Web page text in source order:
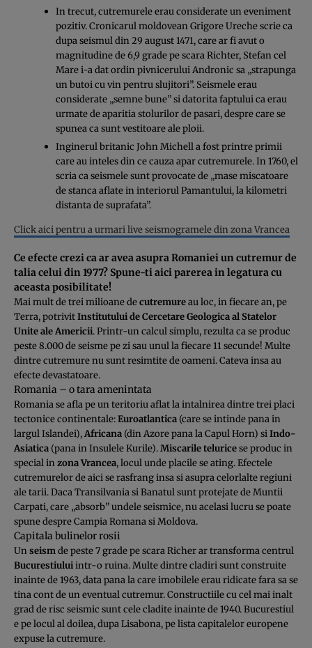
In trecut, cutremurele erau considerate un eveniment
pozitiv. Cronicarul moldovean Grigore Ureche scrie ca
dupa seismul din 29 august 1471, care ar fi avut o
magnitudine de 6,9 grade pe scara Richter, Stefan cel
Mare i-a dat ordin pivnicerului Andronic sa „strapunga
un butoi cu vin pentru slujitori”. Seismele erau
considerate „semne bune” si datorita faptului ca erau
urmate de aparitia stolurilor de pasari, despre care se
spunea ca sunt vestitoare ale ploii.
Inginerul britanic John Michell a fost printre primii
care au inteles din ce cauza apar cutremurele. In 1760, el
scria ca seismele sunt provocate de „mase miscatoare
de stanca aflate in interiorul Pamantului, la kilometri
distanta de suprafata”.
Click aici pentru a urmari live seismogramele din zona Vrancea
Ce efecte crezi ca ar avea asupra Romaniei un cutremur de
talia celui din 1977? Spune-ti aici parerea in legatura cu
aceasta posibilitate!
Mai mult de trei milioane decutremureau loc, in fiecare an, pe
Terra, potrivitInstitutului de Cercetare Geologica al Statelor
Unite ale Americii. Printr-un calcul simplu, rezulta ca se produc
peste 8.000 de seisme pe zi sau unul la fiecare 11 secunde! Multe
dintre cutremure nu sunt resimtite de oameni. Cateva insa au
efecte devastatoare.
Romania – o tara amenintata
Romania se afla pe un teritoriu aflat la intalnirea dintre trei placi
tectonice continentale:Euroatlantica (care se intinde pana in
largul Islandei),Africana (din Azore pana la Capul Horn) siIndo-
Asiatica (pana in Insulele Kurile).Miscarile teluricese produc in
special inzona Vrancea, locul unde placile se ating. Efectele
cutremurelor de aici se rasfrang insa si asupra celorlalte regiuni
ale tarii. Daca Transilvania si Banatul sunt protejate de Muntii
Carpati, care „absorb” undele seismice, nu acelasi lucru se poate
spune despre Campia Romana si Moldova.
Capitala bulinelor rosii
Unseismde peste 7 grade pe scara Richer ar transforma centrul
Bucurestiuluiintr-o ruina. Multe dintre cladiri sunt construite
inainte de 1963, data pana la care imobilele erau ridicate fara sa se
tina cont de un eventual cutremur. Constructiile cu cel mai inalt
grad de risc seismic sunt cele cladite inainte de 1940. Bucurestiul
e pe locul al doilea, dupa Lisabona, pe lista capitalelor europene
expuse la cutremure.